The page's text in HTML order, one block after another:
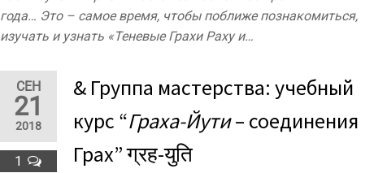
года… Это – самое время, чтобы поближе познакомиться,
изучать и узнать «Теневые Грахи Раху и…
СЕН
21
2018
1
& Группа мастерства: учебный
курс “Граха-Йути– соединения
Грах” ग्रह-युति